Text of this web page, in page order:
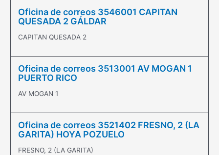
Oficina de correos 3546001 CAPITAN
QUESADA 2 GÁLDAR
CAPITAN QUESADA 2
Oficina de correos 3513001 AV MOGAN 1
PUERTO RICO
AV MOGAN 1
Oficina de correos 3521402 FRESNO, 2 (LA
GARITA) HOYA POZUELO
FRESNO, 2 (LA GARITA)